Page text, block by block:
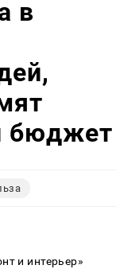
в
бюджет
и интерьер»